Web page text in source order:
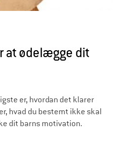
at ødelægge dit
er, hvordan det klarer
hvad du bestemt ikke skal
dit barns motivation.